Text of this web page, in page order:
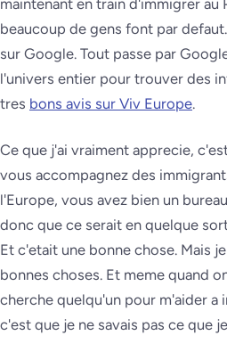
beaucoup de gens font par
sur Google. Tout passe par
l'univers entier pour trouver des
tres bons avis sur Viv Europe.
Ce que j'ai vraiment apprecie,
vous accompagnez des
l'Europe, vous avez bien un
donc que ce serait en quelque
Et c'etait une bonne chose. Mais
bonnes choses. Et meme quand
cherche quelqu'un pour m'aider a
c'est que je ne savais pas ce que